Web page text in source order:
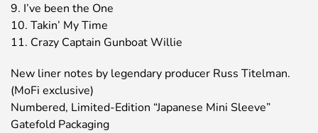
9. I’ve been the One
10. Takin’ My Time
11. Crazy Captain Gunboat Willie
New liner notes by legendary producer Russ Titelman.
(MoFi exclusive)
Numbered, Limited-Edition “Japanese Mini Sleeve”
Gatefold Packaging